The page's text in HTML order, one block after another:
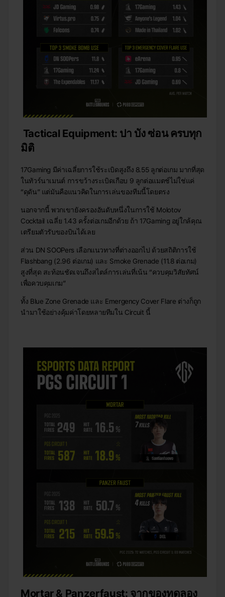
Tactical Equipment: ปา บัง ซ่อน ครบทุก
มิติ
17Gaming มีค่าเฉลี่ยการใช้ระเบิดสูงถึง 8.55 ลูกต่อเกม มากที่สุด
ในทัวร์นาเมนต์ การขว้างระเบิดเกือบ 9 ลูกต่อแมตช์ไม่ใช่แค่
“ดุดัน” แต่มันคือแนวคิดในการเล่นของทีมนี้โดยตรง
นอกจากนี้ พวกเขายังครองอันดับหนึ่งในการใช้ Molotov
Cocktail เฉลี่ย 1.43 ครั้งต่อเกมอีกด้วย ถ้า 17Gaming อยู่ใกล้คุณ
เตรียมตัวรับของบินได้เลย
ส่วน DN SOOPers เลือกแนวทางที่ต่างออกไป ด้วยสถิติการใช้
Flashbang (2.96 ต่อเกม) และ Smoke Grenade (11.8 ต่อเกม)
สูงที่สุด สะท้อนชัดเจนถึงสไตล์การเล่นที่เน้น “ควบคุมวิสัยทัศน์
เพื่อควบคุมเกม”
ทั้ง Blue Zone Grenade และ Emergency Cover Flare ต่างก็ถูก
นำมาใช้อย่างคุ้มค่าโดยหลายทีมใน Circuit นี้
Mortar & Panzerfaust: จากของทดลอง